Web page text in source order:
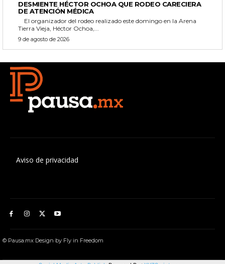
DESMIENTE HÉCTOR OCHOA QUE RODEO CARECIERA
DE ATENCIÓN MÉDICA
Tierra Vieja, Héctor Ochoa,...
9 de agosto de 2026
Aviso de privacidad
© Pausa.mx Design by Fly in Freedom